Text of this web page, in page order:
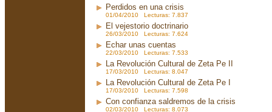
Perdidos en una crisis
01/04/2010 Lecturas: 7.837
El vejestorio doctrinario
26/03/2010 Lecturas: 7.624
Echar unas cuentas
22/03/2010 Lecturas: 7.533
La Revolución Cultural de Zeta Pe II
17/03/2010 Lecturas: 8.047
La Revolución Cultural de Zeta Pe I
17/03/2010 Lecturas: 7.598
Con confianza saldremos de la crisis
02/03/2010 Lecturas: 8.073